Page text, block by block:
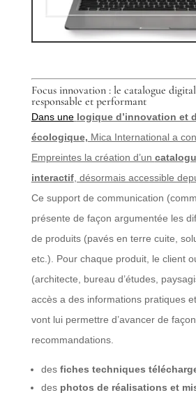
Focus innovation : le catalogue
responsable et performant
Dans une logique d’innovation et
écologique, Mica International a
Empreintes la création d’un
interactif, désormais accessible
Ce support de communication
présente de façon argumentée les
de produits (pavés en terre cuite,
etc.). Pour chaque produit, le client
(architecte, bureau d’études,
accès a des informations pratiques
vont lui permettre d’avancer de
recommandations.
des fiches techniques
des photos de réalisations et